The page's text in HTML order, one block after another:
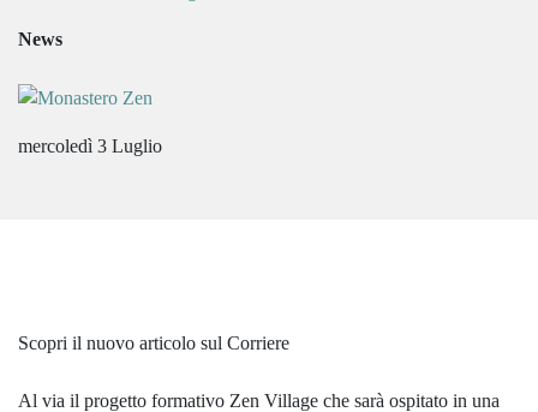
News
mercoledì 3 Luglio
Scopri il nuovo articolo sul Corriere
Al via il progetto formativo Zen Village che sarà ospitato in una